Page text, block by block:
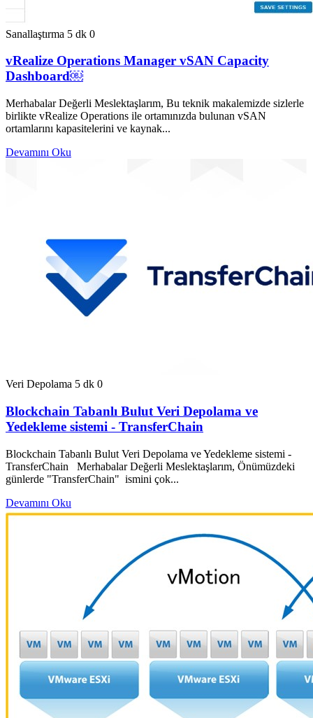
Sanallaştırma 5 dk 0
vRealize Operations Manager vSAN Capacity
Dashboard￼
Merhabalar Değerli Meslektaşlarım, Bu teknik makalemizde sizlerle
birlikte vRealize Operations ile ortamınızda bulunan vSAN
ortamlarını kapasitelerini ve kaynak...
Devamını Oku
Veri Depolama 5 dk 0
Blockchain Tabanlı Bulut Veri Depolama ve
Yedekleme sistemi - TransferChain
Blockchain Tabanlı Bulut Veri Depolama ve Yedekleme sistemi -
TransferChain Merhabalar Değerli Meslektaşlarım, Önümüzdeki
günlerde "TransferChain" ismini çok...
Devamını Oku